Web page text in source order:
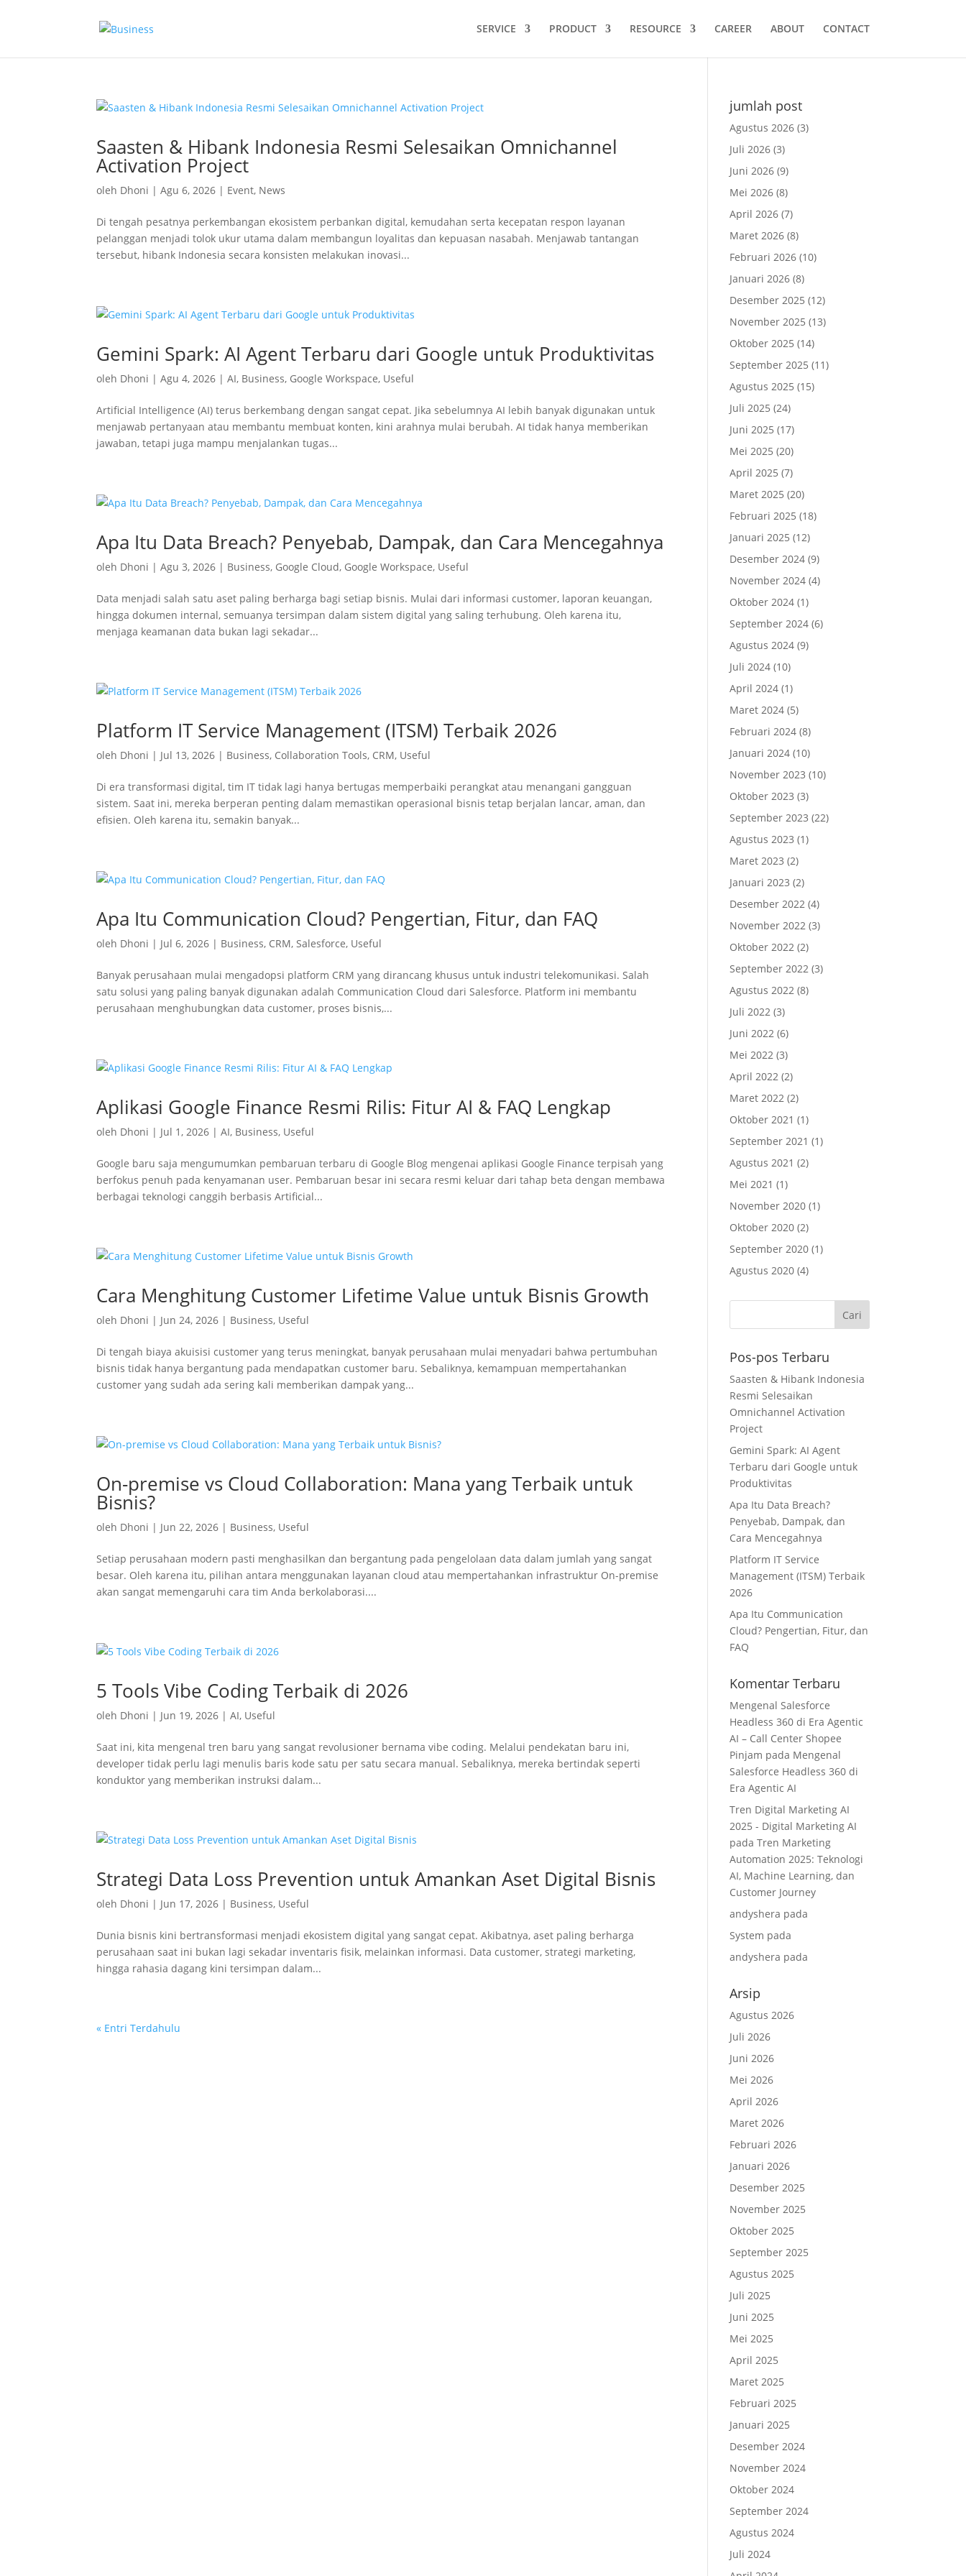
SERVICE PRODUCT RESOURCE CAREER ABOUT CONTACT
Saasten & Hibank Indonesia Resmi Selesaikan Omnichannel
Activation Project
oleh Dhoni |Agu 6, 2026 | Event, News
Di tengah pesatnya perkembangan ekosistem perbankan digital, kemudahan serta kecepatan respon layanan
pelanggan menjadi tolok ukur utama dalam membangun loyalitas dan kepuasan nasabah. Menjawab tantangan
tersebut, hibank Indonesia secara konsisten melakukan inovasi...
Gemini Spark: AI Agent Terbaru dari Google untuk Produktivitas
oleh Dhoni |Agu 4, 2026 |AI, Business, Google Workspace, Useful
Artificial Intelligence (AI) terus berkembang dengan sangat cepat. Jika sebelumnya AI lebih banyak digunakan untuk
menjawab pertanyaan atau membantu membuat konten, kini arahnya mulai berubah. AI tidak hanya memberikan
jawaban, tetapi juga mampu menjalankan tugas...
Apa Itu Data Breach? Penyebab, Dampak, dan Cara Mencegahnya
oleh Dhoni |Agu 3, 2026 | Business, Google Cloud, Google Workspace, Useful
Data menjadi salah satu aset paling berharga bagi setiap bisnis. Mulai dari informasi customer, laporan keuangan,
hingga dokumen internal, semuanya tersimpan dalam sistem digital yang saling terhubung. Oleh karena itu,
menjaga keamanan data bukan lagi sekadar...
Platform IT Service Management (ITSM) Terbaik 2026
oleh Dhoni | Jul 13, 2026 | Business, Collaboration Tools, CRM, Useful
Di era transformasi digital, tim IT tidak lagi hanya bertugas memperbaiki perangkat atau menangani gangguan
sistem. Saat ini, mereka berperan penting dalam memastikan operasional bisnis tetap berjalan lancar, aman, dan
efisien. Oleh karena itu, semakin banyak...
Apa Itu Communication Cloud? Pengertian, Fitur, dan FAQ
oleh Dhoni | Jul 6, 2026 | Business, CRM,Salesforce, Useful
Banyak perusahaan mulai mengadopsi platform CRM yang dirancang khusus untuk industri telekomunikasi. Salah
satu solusi yang paling banyak digunakan adalah Communication Cloud dari Salesforce. Platform ini membantu
perusahaan menghubungkan data customer, proses bisnis,...
Aplikasi Google Finance Resmi Rilis: Fitur AI & FAQ Lengkap
oleh Dhoni | Jul 1, 2026 |AI, Business, Useful
Google baru saja mengumumkan pembaruan terbaru di Google Blog mengenai aplikasi Google Finance terpisah yang
berfokus penuh pada kenyamanan user. Pembaruan besar ini secara resmi keluar dari tahap beta dengan membawa
berbagai teknologi canggih berbasis Artificial...
Cara Menghitung Customer Lifetime Value untuk Bisnis Growth
oleh Dhoni | Jun 24, 2026 | Business, Useful
Di tengah biaya akuisisi customer yang terus meningkat, banyak perusahaan mulai menyadari bahwa pertumbuhan
bisnis tidak hanya bergantung pada mendapatkan customer baru. Sebaliknya, kemampuan mempertahankan
customer yang sudah ada sering kali memberikan dampak yang...
On-premise vs Cloud Collaboration: Mana yang Terbaik untuk
Bisnis?
oleh Dhoni | Jun 22, 2026 | Business, Useful
Setiap perusahaan modern pasti menghasilkan dan bergantung pada pengelolaan data dalam jumlah yang sangat
besar. Oleh karena itu, pilihan antara menggunakan layanan cloud atau mempertahankan infrastruktur On-premise
akan sangat memengaruhi cara tim Anda berkolaborasi....
5 Tools Vibe Coding Terbaik di 2026
oleh Dhoni | Jun 19, 2026 |AI, Useful
Saat ini, kita mengenal tren baru yang sangat revolusioner bernama vibe coding. Melalui pendekatan baru ini,
developer tidak perlu lagi menulis baris kode satu per satu secara manual. Sebaliknya, mereka bertindak seperti
konduktor yang memberikan instruksi dalam...
Strategi Data Loss Prevention untuk Amankan Aset Digital Bisnis
oleh Dhoni | Jun 17, 2026 | Business, Useful
Dunia bisnis kini bertransformasi menjadi ekosistem digital yang sangat cepat. Akibatnya, aset paling berharga
perusahaan saat ini bukan lagi sekadar inventaris fisik, melainkan informasi. Data customer, strategi marketing,
hingga rahasia dagang kini tersimpan dalam...
« Entri Terdahulu
jumlah post
Agustus 2026 (3)
Juli 2026 (3)
Juni 2026 (9)
Mei 2026 (8)
April 2026 (7)
Maret 2026 (8)
Februari 2026 (10)
Januari 2026 (8)
Desember 2025 (12)
November 2025 (13)
Oktober 2025 (14)
September 2025 (11)
Agustus 2025 (15)
Juli 2025 (24)
Juni 2025 (17)
Mei 2025 (20)
April 2025 (7)
Maret 2025 (20)
Februari 2025 (18)
Januari 2025 (12)
Desember 2024 (9)
November 2024 (4)
Oktober 2024 (1)
September 2024 (6)
Agustus 2024 (9)
Juli 2024 (10)
April 2024 (1)
Maret 2024 (5)
Februari 2024 (8)
Januari 2024 (10)
November 2023 (10)
Oktober 2023 (3)
September 2023 (22)
Agustus 2023 (1)
Maret 2023 (2)
Januari 2023 (2)
Desember 2022 (4)
November 2022 (3)
Oktober 2022 (2)
September 2022 (3)
Agustus 2022 (8)
Juli 2022 (3)
Juni 2022 (6)
Mei 2022 (3)
April 2022 (2)
Maret 2022 (2)
Oktober 2021 (1)
September 2021 (1)
Agustus 2021 (2)
Mei 2021 (1)
November 2020 (1)
Oktober 2020 (2)
September 2020 (1)
Agustus 2020 (4)
Pos-pos Terbaru
Saasten & Hibank Indonesia
Resmi Selesaikan
Omnichannel Activation
Project
Gemini Spark: AI Agent
Terbaru dari Google untuk
Produktivitas
Apa Itu Data Breach?
Penyebab, Dampak, dan
Cara Mencegahnya
Platform IT Service
Management (ITSM) Terbaik
2026
Apa Itu Communication
Cloud? Pengertian, Fitur, dan
FAQ
Komentar Terbaru
Mengenal Salesforce
Headless 360 di Era Agentic
AI – Call Center Shopee
Pinjam pada Mengenal
Salesforce Headless 360 di
Era Agentic AI
Tren Digital Marketing AI
2025 - Digital Marketing AI
padaTren Marketing
Automation 2025: Teknologi
AI, Machine Learning, dan
Customer Journey
andyshera pada
System pada
andyshera pada
Arsip
Agustus 2026
Juli 2026
Juni 2026
Mei 2026
April 2026
Maret 2026
Februari 2026
Januari 2026
Desember 2025
November 2025
Oktober 2025
September 2025
Agustus 2025
Juli 2025
Juni 2025
Mei 2025
April 2025
Maret 2025
Februari 2025
Januari 2025
Desember 2024
November 2024
Oktober 2024
September 2024
Agustus 2024
Juli 2024